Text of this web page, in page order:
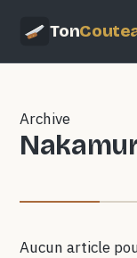
Ton
Archive
Aucun article